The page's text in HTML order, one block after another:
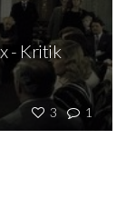
3 1
- Kritik